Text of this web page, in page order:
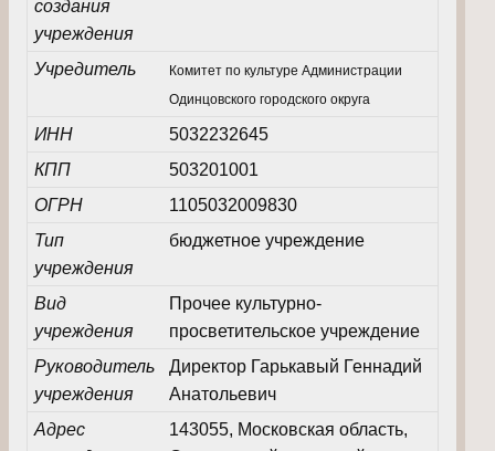
создания
учреждения
Учредитель
Комитет по культуре Администрации
Одинцовского городского округа
ИНН
5032232645
КПП
503201001
ОГРН
1105032009830
Тип
учреждения
бюджетное учреждение
Вид
учреждения
Прочее культурно-
просветительское учреждение
Руководитель
учреждения
Директор Гарькавый Геннадий
Анатольевич
Адрес
143055, Московская область,